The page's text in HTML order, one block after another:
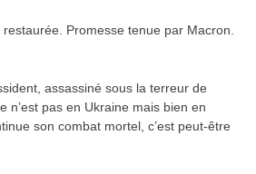
Promesse tenue par Macron.
assassiné sous la terreur de
n’est pas en Ukraine mais bien en
son combat mortel, c’est peut-être